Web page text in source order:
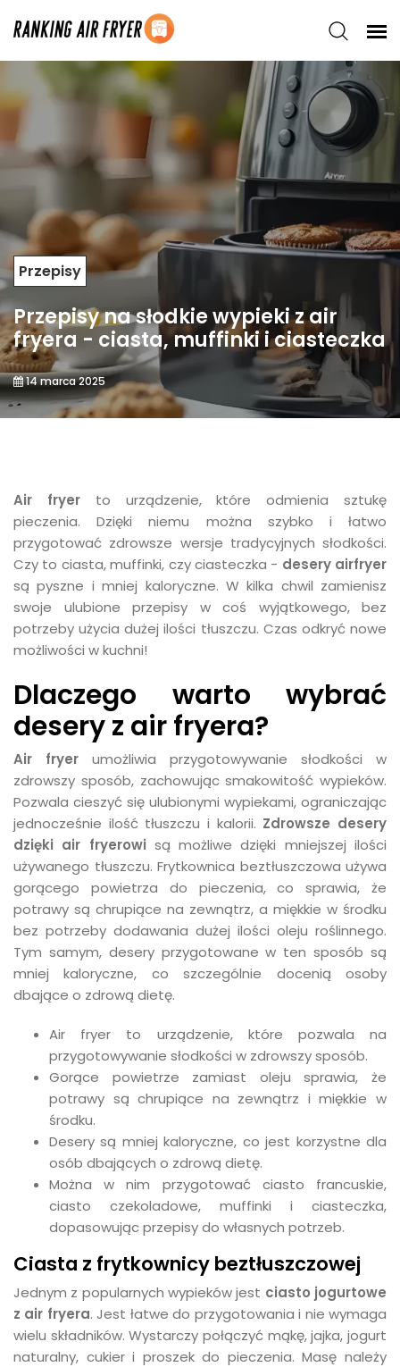
Przepisy
Przepisy na słodkie wypieki z air
fryera - ciasta, muffinki i ciasteczka
14 marca 2025
Air fryerto urządzenie, które odmienia sztukę
pieczenia. Dzięki niemu można szybko i łatwo
przygotować zdrowsze wersje tradycyjnych słodkości.
Czy to ciasta, muffinki, czy ciasteczka - desery airfryer
są pyszne i mniej kaloryczne. W kilka chwil zamienisz
swoje ulubione przepisy w coś wyjątkowego, bez
potrzeby użycia dużej ilości tłuszczu. Czas odkryć nowe
możliwości w kuchni!
Dlaczego warto wybrać
desery z air fryera?
Air fryer umożliwia przygotowywanie słodkości w
zdrowszy sposób, zachowując smakowitość wypieków.
Pozwala cieszyć się ulubionymi wypiekami, ograniczając
jednocześnie ilość tłuszczu i kalorii. Zdrowsze desery
dzięki air fryerowi są możliwe dzięki mniejszej ilości
używanego tłuszczu. Frytkownica beztłuszczowa używa
gorącego powietrza do pieczenia, co sprawia, że
potrawy są chrupiące na zewnątrz, a miękkie w środku
bez potrzeby dodawania dużej ilości oleju roślinnego.
Tym samym, desery przygotowane w ten sposób są
mniej kaloryczne, co szczególnie docenią osoby
dbające o zdrową dietę.
Air fryer to urządzenie, które pozwala na
przygotowywanie słodkości w zdrowszy sposób.
Gorące powietrze zamiast oleju sprawia, że
potrawy są chrupiące na zewnątrz i miękkie w
środku.
Desery są mniej kaloryczne, co jest korzystne dla
osób dbających o zdrową dietę.
Można w nim przygotować ciasto francuskie,
ciasto czekoladowe, muffinki i ciasteczka,
dopasowując przepisy do własnych potrzeb.
Ciasta z frytkownicy beztłuszczowej
Jednym z popularnych wypieków jest ciasto jogurtowe
z air fryera. Jest łatwe do przygotowania i nie wymaga
wielu składników. Wystarczy połączyć mąkę, jajka, jogurt
naturalny, cukier i proszek do pieczenia. Masę należy